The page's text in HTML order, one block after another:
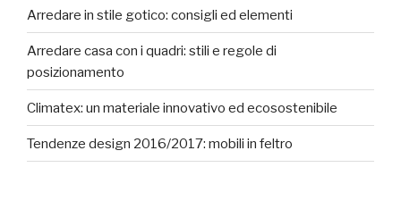
Arredare in stile gotico: consigli ed elementi
Arredare casa con i quadri: stili e regole di
posizionamento
Climatex: un materiale innovativo ed ecosostenibile
Tendenze design 2016/2017: mobili in feltro